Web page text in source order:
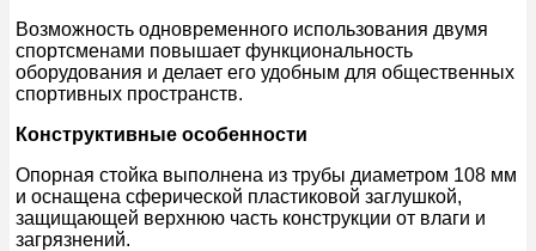
Возможность одновременного использования двумя
спортсменами повышает функциональность
оборудования и делает его удобным для общественных
спортивных пространств.
Конструктивные особенности
Опорная стойка выполнена из трубы диаметром 108 мм
и оснащена сферической пластиковой заглушкой,
защищающей верхнюю часть конструкции от влаги и
загрязнений.